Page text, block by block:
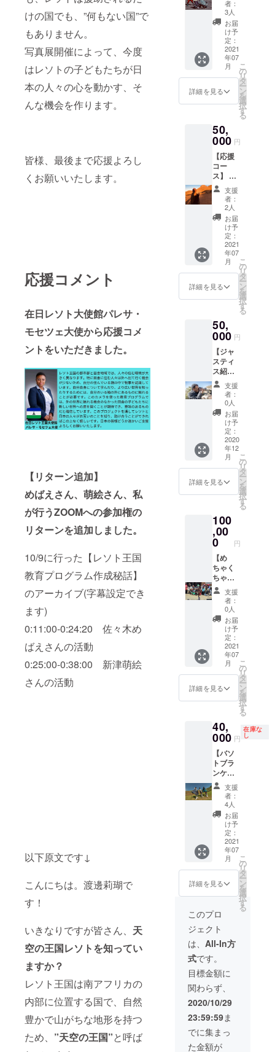
けの国でも、”何もない国”で
もありません。
写真展開催によって、今度
はレソトの子どもたちが日
本の人々の心を動かす、そ
んな機会を作ります。
皆様、最後まで応援よろし
くお願いいたします。
応援コメント
在日レソト大使館パレサ・
モセツェ大使から応援コメ
ントをいただきました。
【リターン追加】
めばえさん、萌絵さん、私
が行うZOOMへの参加権の
リターンを追加しました。
10/9に行った【レソト王国
教育プログラム作成秘話】
のアーカイブ(字幕設定でき
ます)
0:11:00-0:24:20 佐々木め
ばえさんの活動
0:25:00-0:38:00 新津萌絵
さんの活動
以下原文です↓
こんにちは。渡邊莉瑚で
す！
いきなりですが皆さん、 天
空の王国レソトを知ってい
ますか？
レソト王国は南アフリカの
内部に位置する国で、自然
豊かで山がちな地形を持つ
ため、 ”天空の王国”と呼ば
せん
か？皆
さんの
写真1枚
1枚が子
どもた
ちの発
見や学
りま
す。 ＊
で渡航
が延期
された
場合は
リター
ンをお
送りす
る時期
が遅く
なる可
能性が
ござい
ます。
ファン
ディン
グが終
了後、
メール
にてご
連絡さ
せてい
ただき
ます。
いては
もちろ
ん、教
育、
アー
ト、ア
イデア
発想、
人生に
つい
て、ど
のよう
な内容
でも一
緒にお
ましょ
う。
き”と”
嫌い”を
テーマ
に撮っ
た写真
を送っ
ていた
だきま
す。(今
ていま
す) なか
なか行
けない
レソト
と写真
を使っ
て繋
がって
みませ
んか？
皆さん
の写真1
枚1枚が
子ども
たちの
発見や
た、子
どもた
ちが
撮った
写真集
もお送
りしま
す。 ＊
コロナ
の影響
で渡航
が延期
された
場合は
リター
送りす
る時期
能性が
ござい
ます。
届けま
す】 子
どもに
写ルン
ですを
わたし
て27枚
撮れる
うちの
10枚ほ
どを子
ちに
取って
もらい
ます。
その
後、撮
れる枚
数の
残った
写ルン
ですを
皆様に
お届け
しま
す。 現
像する
まで何
らない
ので、
世界に
一つだ
けのあ
なたし
か知ら
ない子
どもた
ちの写
真が手
に入り
ます。
(子ども
が撮る
写真な
ので写
関して
は責任
を取り
かねま
すので
ご了承
くださ
い) ＊コ
ロナの
影響で
渡航が
延期さ
れた場
合はリ
ターン
をお送
りする
時期が
ざいま
す。
者：
3人
お届
け予
定：
2021
年07
月
詳細を見る
こ
の
リ
タ
ー
ン
を
選
択
す
る
50,
000 円
【応援
コー
ス】 ・
私から
のお礼
メール
・子ど
もたち
がワー
ショッ
プをし
ている
様子の
動画 ・
子ども
撮った
写真集
＊コロ
ナの影
響で渡
航が延
期され
た場合
はリ
ターン
をお送
りする
時期が
遅くな
る可能
性がご
ざいま
支援
者：
2人
お届
け予
定：
2021
年07
月
詳細を見る
こ
の
リ
タ
ー
ン
を
選
択
す
る
50,
000 円
【ジャ
スティ
ス紹介
＆セソ
トネー
ム】
ジャス
ティス
と友達
になっ
てレソ
トの名
前を
ジャス
ティス
からも
とがで
きま
す。 日
程に関
しては
クラウ
ドファ
ンディ
ングの
終わっ
た12月
を予定
してい
るので
日程調
節の
メール
は11月
頃に送
らせて
きま
す。
メッセ
ン
ジャー
、もし
くは
WhatsA
ppを使
いま
す。会
話最大
30分(ア
カウン
トを
持って
いない
ないで
すがお
作りい
ただき
ます。
また、
通訳が
必要な
場合は
私が行
います)
通話は
辞退し
て、セ
ソト
支援
者：
0人
お届
け予
定：
2020
年12
月
詳細を見る
こ
の
リ
タ
ー
ン
を
選
択
す
る
100
,00
0 円
【め
ちゃく
ちゃ応
援コー
ス】 ・
私から
のお礼
メール
・子ど
もが
撮った
写真集
・ワー
ク
ショッ
プの様
撮った
動画 ・
ジャス
ティス
の写真
で作っ
たポス
トカー
ド3枚
セット
（ポス
トカー
ドに使
う写真
は私の
方で選
ばせて
す） ＊
コロナ
の影響
で渡航
が延期
された
場合は
リター
ンをお
送りす
る時期
が遅く
なる可
能性が
ござい
支援
者：
0人
お届
け予
定：
2021
年07
月
詳細を見る
こ
の
リ
タ
ー
ン
を
選
択
す
る
40,
000 円
在庫な
し
【バソ
トブラ
ンケッ
ト(大き
さ165㎝
×155㎝)
＆子ど
もが
撮った
写真
集】 レ
ソトで
日常的
に使わ
れてい
るバソ
トブラ
ンケッ
トと子
どもが
撮った
写真集
をお届
けしま
す。私
がレソ
トに渡
航でき
た場
合、私
が買っ
支援
者：
4人
お届
け予
定：
2021
年07
月
詳細を見る
こ
の
リ
タ
ー
ン
を
選
択
す
る
このプロ
ジェクト
は、 All-In方
式です。
目標金額に
関わらず、
2020/10/29
23:59:59ま
でに集まっ
た金額が